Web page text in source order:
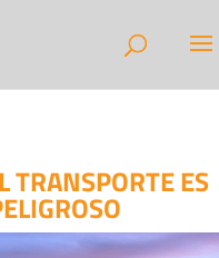
TRANSPORTE ES